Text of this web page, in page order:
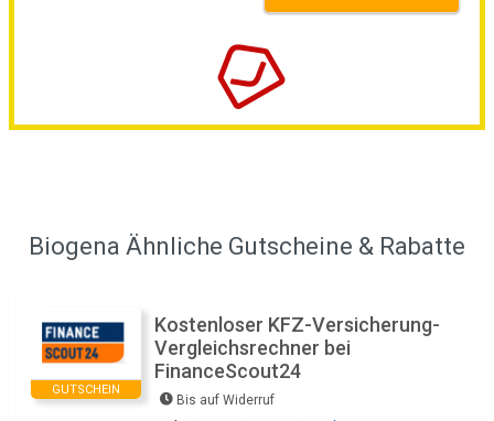
Biogena Ähnliche Gutscheine & Rabatte
GUTSCHEIN
Kostenloser KFZ-Versicherung-
Vergleichsrechner bei
FinanceScout24
Bis auf Widerruf